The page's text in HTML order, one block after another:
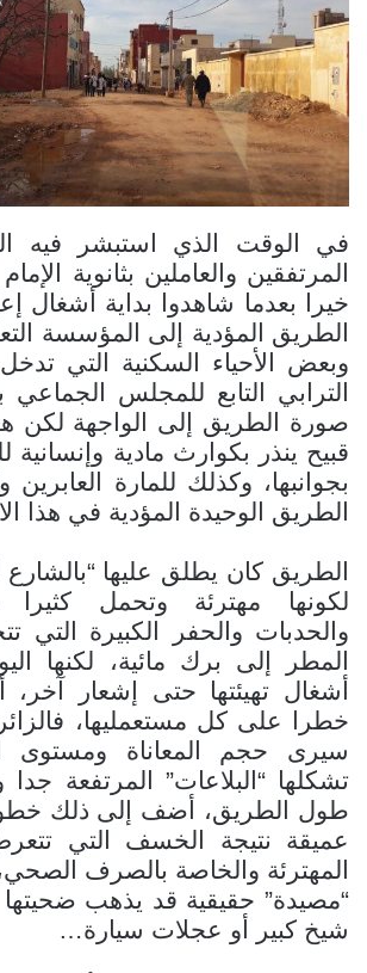
في الوقت الذي استبشر فيه
المرتفقين والعاملين بثانوية
خيرا بعدما شاهدوا بداية أشغال
الطريق المؤدية إلى المؤسسة
وبعض الأحياء السكنية التي
الترابي التابع للمجلس الجماعي
صورة الطريق إلى الواجهة لكن
قبيح ينذر بكوارث مادية وإنسانية
بجوانبها، وكذلك للمارة العابرين
الطريق الوحيدة المؤدية في هذا
الطريق كان يطلق عليها “بالشارع
لكونها مهترئة وتحمل
والحدبات والحفر الكبيرة التي
المطر إلى برك مائية، لكنها
أشغال تهيئتها حتى إشعار
خطرا على كل مستعمليها، فالزائر
سيرى حجم المعاناة ومستوى
تشكلها “البلاعات” المرتفعة جدا
طول الطريق، أضف إلى ذلك
عميقة نتيجة الخسف التي
المهترئة والخاصة بالصرف
“مصيدة” حقيقية قد يذهب
شيخ كبير أو عجلات سيارة…